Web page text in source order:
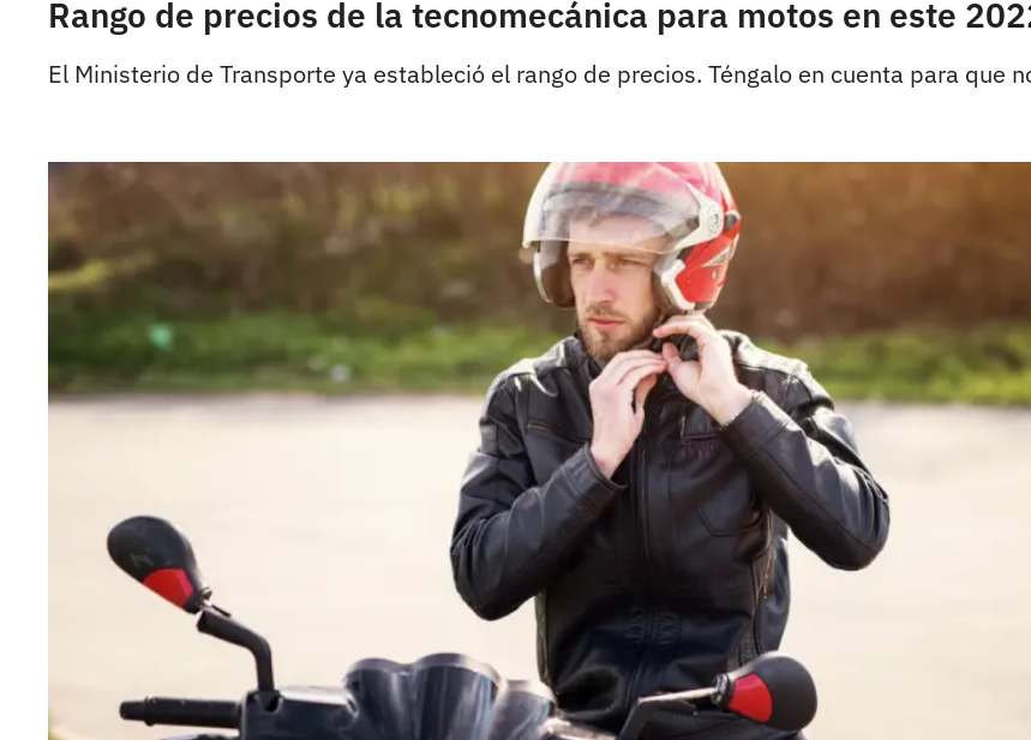
Rango de precios de la tecnomecánica para motos en este
El Ministerio de Transporte ya estableció el rango de precios. Téngalo en cuenta para que